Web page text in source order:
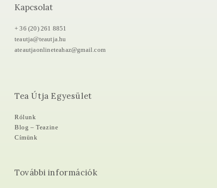
Kapcsolat
+ 36 (20) 261 8851
teautja@teautja.hu
ateautjaonlineteahaz@gmail.com
Tea Útja Egyesület
Rólunk
Blog – Teazine
Címünk
További információk